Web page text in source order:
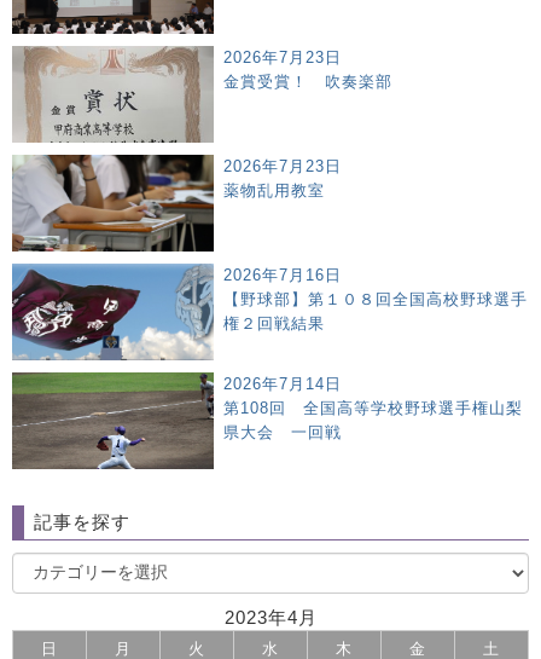
2026年7月23日
金賞受賞！ 吹奏楽部
2026年7月23日
薬物乱用教室
2026年7月16日
【野球部】第１０８回全国高校野球選手
権２回戦結果
2026年7月14日
第108回 全国高等学校野球選手権山梨
県大会 一回戦
記事を探す
2023年4月
日 月 火 水 木 金 土